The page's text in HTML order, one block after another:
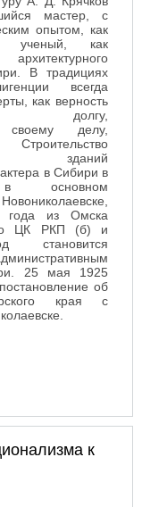
мастер, с
опытом, как
ученый, как
В традициях
всегда
как верность
долгу,
своему делу,
зданий
в Сибири в
из Омска
ЦК РКП (б) и
становится
25 мая 1925
об
края с
к